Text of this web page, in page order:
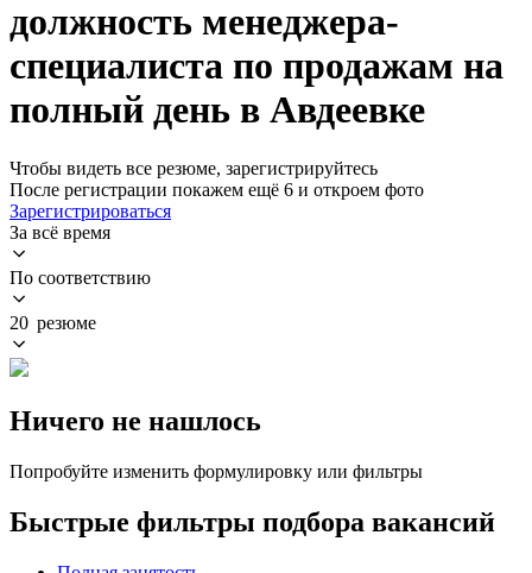
должность менеджера-
специалиста по продажам на
полный день в Авдеевке
Чтобы видеть все резюме, зарегистрируйтесь
После регистрации покажем ещё 6 и откроем фото
Зарегистрироваться
За всё время
По соответствию
20 резюме
Ничего не нашлось
Попробуйте изменить формулировку или фильтры
Быстрые фильтры подбора вакансий